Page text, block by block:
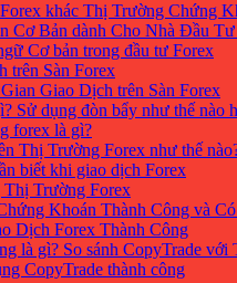
khác Thị Trường Chứng
Cơ Bản dành Cho Nhà Đầu
Cơ bản trong đầu tư Forex
trên Sàn Forex
Giao Dịch trên Sàn Forex
Sử dụng đòn bẩy như thế nào
forex là gì?
Thị Trường Forex như thế
biết khi giao dịch Forex
Thị Trường Forex
Khoán Thành Công và
Dịch Forex Thành Công
là gì? So sánh CopyTrade với
CopyTrade thành công